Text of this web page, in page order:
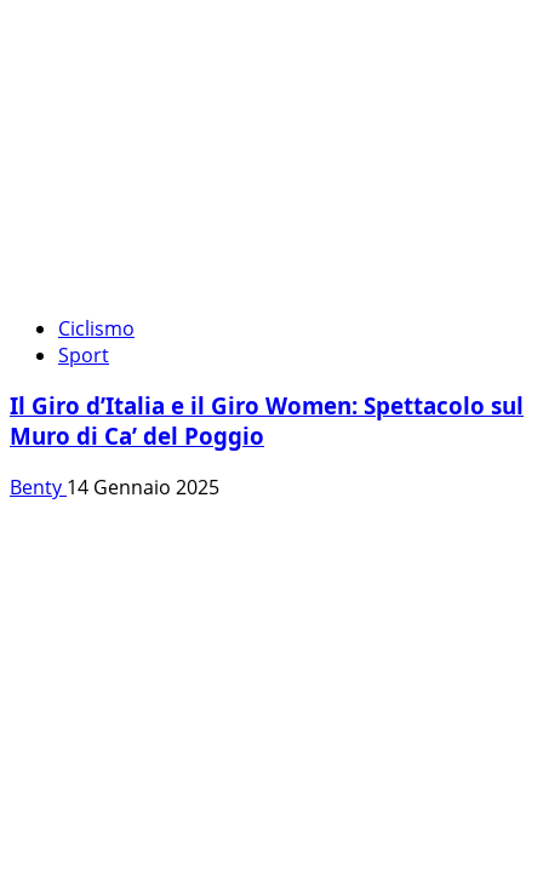
Ciclismo
Sport
Il Giro d’Italia e il Giro Women: Spettacolo sul
Muro di Ca’ del Poggio
Benty 14 Gennaio 2025